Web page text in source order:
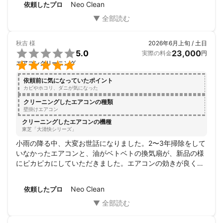
依頼したプロ Neo Clean
秋吉 様


5.0
エアコンクリーニング
2026年6月上旬 / 土日
実際の料金23,000円
依頼前に気になっていたポイント
カビやホコリ、ダニが気になった
クリーニングしたエアコンの種類
壁掛けエアコン
クリーニングしたエアコンの機種
東芝「大清快シリーズ」
小雨の降る中、大変お世話になりました。2〜3年掃除をして
いなかったエアコンと、油がベトベトの換気扇が、新品の様
にピカピカにしていただきました。エアコンの効きが良くな
お一人で大変だったと思いますが、ひとつひとつ説明をして
くださりながら黙々と作業をされておりました。エアコンを
依頼したプロ Neo Clean